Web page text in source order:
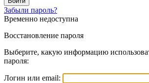
Забыли пароль?
Временно недоступна
Восстановление пароля
Выберите, какую информацию
пароля:
Логин или email: